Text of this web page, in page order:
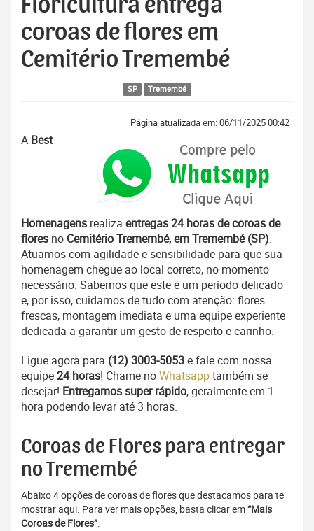
Floricultura entrega
coroas de flores em
Cemitério Tremembé
SP Tremembé
Página atualizada em: 06/11/2025 00:42
A Best
Homenagens realiza entregas 24 horas de coroas de
flores no Cemitério Tremembé, em Tremembé (SP).
Atuamos com agilidade e sensibilidade para que sua
homenagem chegue ao local correto, no momento
necessário. Sabemos que este é um período delicado
e, por isso, cuidamos de tudo com atenção: flores
frescas, montagem imediata e uma equipe experiente
dedicada a garantir um gesto de respeito e carinho.
Ligue agora para (12) 3003-5053e fale com nossa
equipe24 horas! Chame noWhatsapptambém se
desejar! Entregamos super rápido, geralmente em 1
hora podendo levar até 3 horas.
Coroas de Flores para entregar
no Tremembé
Abaixo 4 opções de coroas de flores que destacamos para te
mostrar aqui. Para ver mais opções, basta clicar em“Mais
Coroas de Flores”.